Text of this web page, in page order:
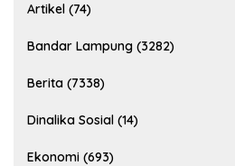
Artikel (74)
Bandar Lampung (3282)
Berita (7338)
Dinalika Sosial (14)
Ekonomi (693)